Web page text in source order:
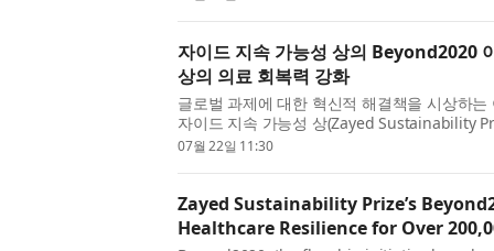
자이드 지속 가능성 상의 Beyond2020
상의 의료 회복력 강화
글로벌 과제에 대한 혁신적 해결책을 시상하
자이드 지속 가능성 상(Zayed Sustainability
Beyond2020이 오늘 인도 전역에 태양광 발전
07월 22일 11:30
Zayed Sustainability Prize’s
Healthcare Resilience for Over